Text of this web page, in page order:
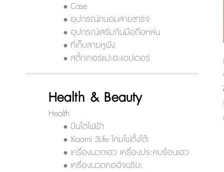
• Case
• อุปกรณ์ถนอมสายชาร์จ
• อุปกรณ์เสริมกันมือถือหล่น
• ที่เก็บสายหูฟัง
• สติ้กเกอร์แปะอะแดปเตอร์
Health & Beauty
Health
• ปิ่นโตไฟฟ้า
• Xiaomi 3Life โคมไฟตั้งโต๊ะ
• เครื่องนวดเอว เครื่องประคบร้อนเอว
• เครื่องนวดคออัจฉริยะ